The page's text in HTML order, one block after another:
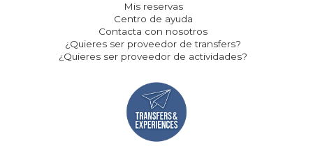
Mis reservas
Centro de ayuda
Contacta con nosotros
¿Quieres ser proveedor de transfers?
¿Quieres ser proveedor de actividades?